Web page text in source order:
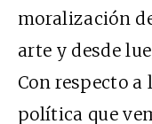
moralización
arte y desde
Con respecto
política que